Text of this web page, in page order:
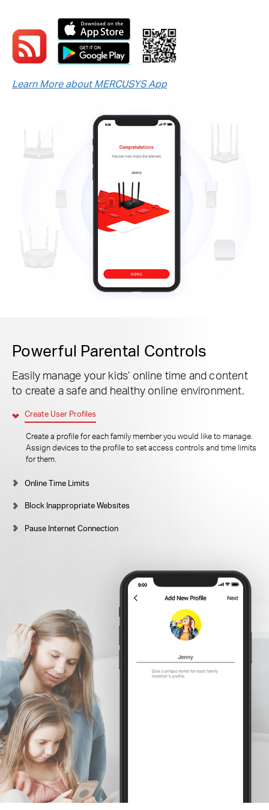
Learn More about MERCUSYS App
Powerful Parental Controls
Easily manage your kids’ online time and content
to create a safe and healthy online environment.
Create User Profiles
Create a profile for each family member you would like to manage.
Assign devices to the profile to set access controls and time limits
for them.
Online Time Limits
Block Inappropriate Websites
Pause Internet Connection